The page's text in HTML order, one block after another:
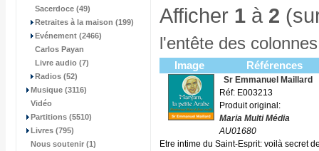
Sacerdoce (49)
Retraites à la maison (199)
Evénement (2466)
Carlos Payan
Livre audio (7)
Radios (52)
Musique (3116)
Vidéo
Partitions (5510)
Livres (795)
Nous soutenir (1)
Afficher 1 à 2
l'entête des
Image Références
Sr Emmanuel Maillard
Réf: E003213
Produit original:
Maria Multi Média
AU01680
Etre intime du Saint-Esprit: voilà secret